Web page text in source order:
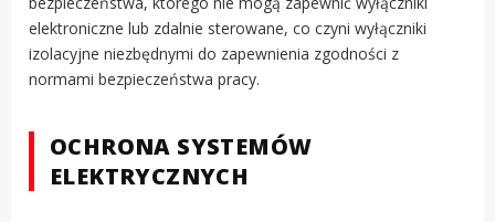
elektroniczne lub zdalnie sterowane, co czyni wyłączniki
izolacyjne niezbędnymi do zapewnienia zgodności z
normami bezpieczeństwa pracy.
OCHRONA SYSTEMÓW
ELEKTRYCZNYCH